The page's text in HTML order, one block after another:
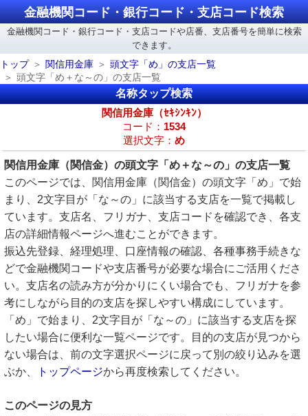
金融機関コード・銀行コード・支店コード検索
金融機関コード・銀行コード・支店コードや店番、支店番号を簡単に検索
できます。
トップ
関信用金庫
頭文字「め」の支店一覧
頭文字「め＋な～の」の支店一覧
名称タップ検索
関信用金庫（ｾｷｼﾝｷﾝ）
コード： 1534
選択文字： め
関信用金庫（関信金）の頭文字「め＋な～の」の支店一覧
このページでは、関信用金庫（関信金）の頭文字「め」で始
まり、2文字目が「な～の」に該当する支店を一覧で掲載し
ています。支店名、フリガナ、支店コードを確認でき、各支
店の詳細情報ページへ進むことができます。
振込先登録、経理処理、口座情報の確認、各種事務手続きな
どで金融機関コードや支店番号が必要な場合にご活用くださ
い。支店名の読み方が分かりにくい場合でも、フリガナを参
考にしながら目的の支店を探しやすい構成にしています。
「め」で始まり、2文字目が「な～の」に該当する支店を探
したい場合に便利な一覧ページです。目的の支店が見つから
ない場合は、前の文字選択ページに戻って別の絞り込みを選
ぶか、
トップページから再度検索してください。
このページの見方